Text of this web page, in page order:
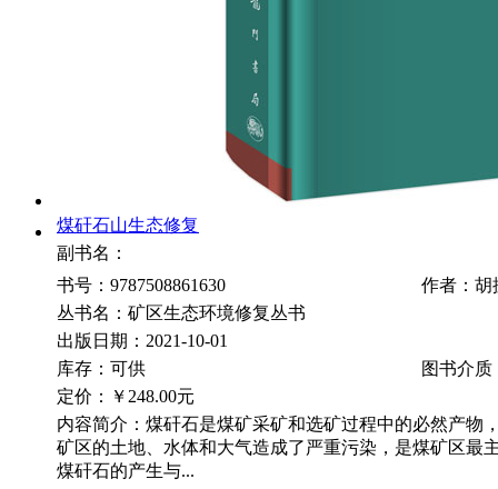
煤矸石山生态修复
副书名：
书号：9787508861630
作者：胡
丛书名：矿区生态环境修复丛书
出版日期：2021-10-01
库存：可供
图书介质
定价：
￥248.00元
内容简介：煤矸石是煤矿采矿和选矿过程中的必然产物
矿区的土地、水体和大气造成了严重污染，是煤矿区最
煤矸石的产生与...